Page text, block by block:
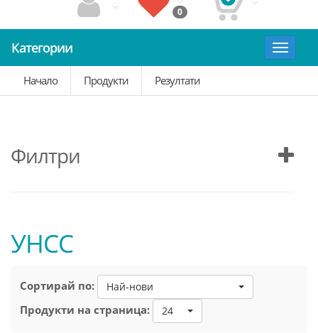
0
Категории
Toggle
Начало
Продукти Резултати
Филтри
УНСС
Сортирай по: Най-нови
Продукти на страница: 24